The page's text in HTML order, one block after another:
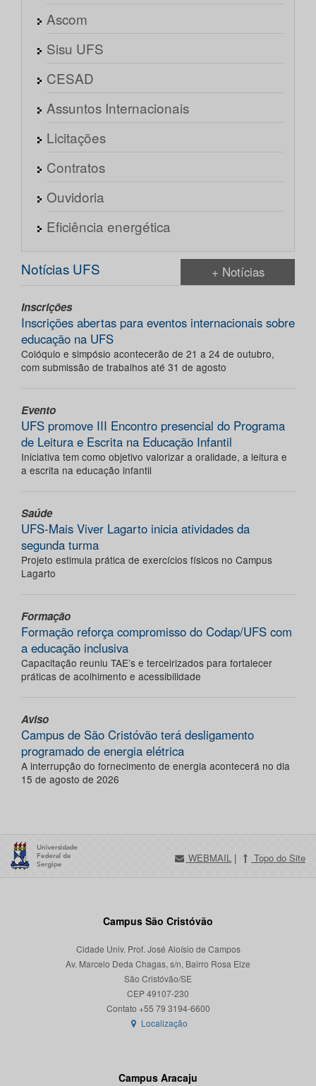
Ascom
Sisu UFS
CESAD
Assuntos Internacionais
Licitações
Contratos
Ouvidoria
Eficiência energética
Notícias UFS + Notícias
Inscrições
Inscrições abertas para eventos internacionais sobre
educação na UFS
Colóquio e simpósio acontecerão de 21 a 24 de outubro,
com submissão de trabalhos até 31 de agosto
Evento
UFS promove III Encontro presencial do Programa
de Leitura e Escrita na Educação Infantil
Iniciativa tem como objetivo valorizar a oralidade, a leitura e
a escrita na educação infantil
Saúde
UFS-Mais Viver Lagarto inicia atividades da
segunda turma
Projeto estimula prática de exercícios físicos no Campus
Lagarto
Formação
Formação reforça compromisso do Codap/UFS com
a educação inclusiva
Capacitação reuniu TAE’s e terceirizados para fortalecer
práticas de acolhimento e acessibilidade
Aviso
Campus de São Cristóvão terá desligamento
programado de energia elétrica
A interrupção do fornecimento de energia acontecerá no dia
15 de agosto de 2026
WEBMAIL | Topo do Site
Campus São Cristóvão
Cidade Univ. Prof. José Aloísio de Campos
Av. Marcelo Deda Chagas, s/n, Bairro Rosa Elze
São Cristóvão/SE
CEP 49107-230
Localização
Campus Aracaju